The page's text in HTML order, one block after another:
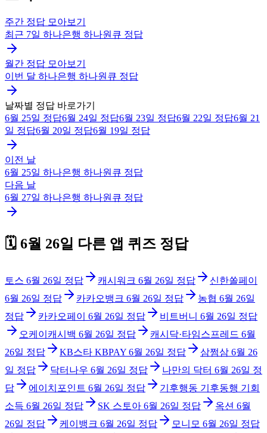
주간 정답 모아보기
최근 7일 하나은행 하나원큐 정답
월간 정답 모아보기
이번 달 하나은행 하나원큐 정답
날짜별 정답 바로가기
6월 25일 정답6월 24일 정답6월 23일 정답6월 22일 정답6월 21
일 정답6월 20일 정답6월 19일 정답
이전 날
6월 25일 하나은행 하나원큐 정답
다음 날
6월 27일 하나은행 하나원큐 정답
🗓️ 6월 26일 다른 앱 퀴즈 정답
토스 6월 26일 정답 캐시워크 6월 26일 정답
신한쏠페이
6월 26일 정답 카카오뱅크 6월 26일 정답 농협 6월 26일
정답
카카오페이 6월 26일 정답 비트버니 6월 26일 정답
오케이캐시백 6월 26일 정답 캐시닥·타임스프레드 6월
26일 정답 KB스타 KBPAY 6월 26일 정답 삼쩜삼 6월 26
일 정답 닥터나우 6월 26일 정답 나만의 닥터 6월 26일 정
답
에이치포인트 6월 26일 정답
기후행동 기후동행 기회
소득 6월 26일 정답 SK 스토아 6월 26일 정답 옥션 6월
26일 정답 케이뱅크 6월 26일 정답 모니모 6월 26일 정답